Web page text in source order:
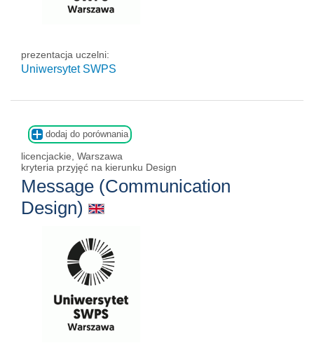
prezentacja uczelni:
Uniwersytet SWPS
dodaj do porównania
licencjackie, Warszawa
kryteria przyjęć na kierunku Design
Message (Communication
Design)